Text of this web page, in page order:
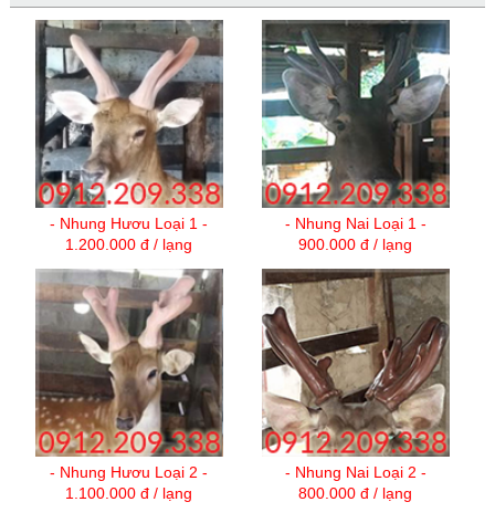
- Nhung Hươu Loại 1 -
1.200.000 đ / lạng
- Nhung Nai Loại 1 -
900.000 đ / lạng
- Nhung Hươu Loại 2 -
1.100.000 đ / lạng
- Nhung Nai Loại 2 -
800.000 đ / lạng